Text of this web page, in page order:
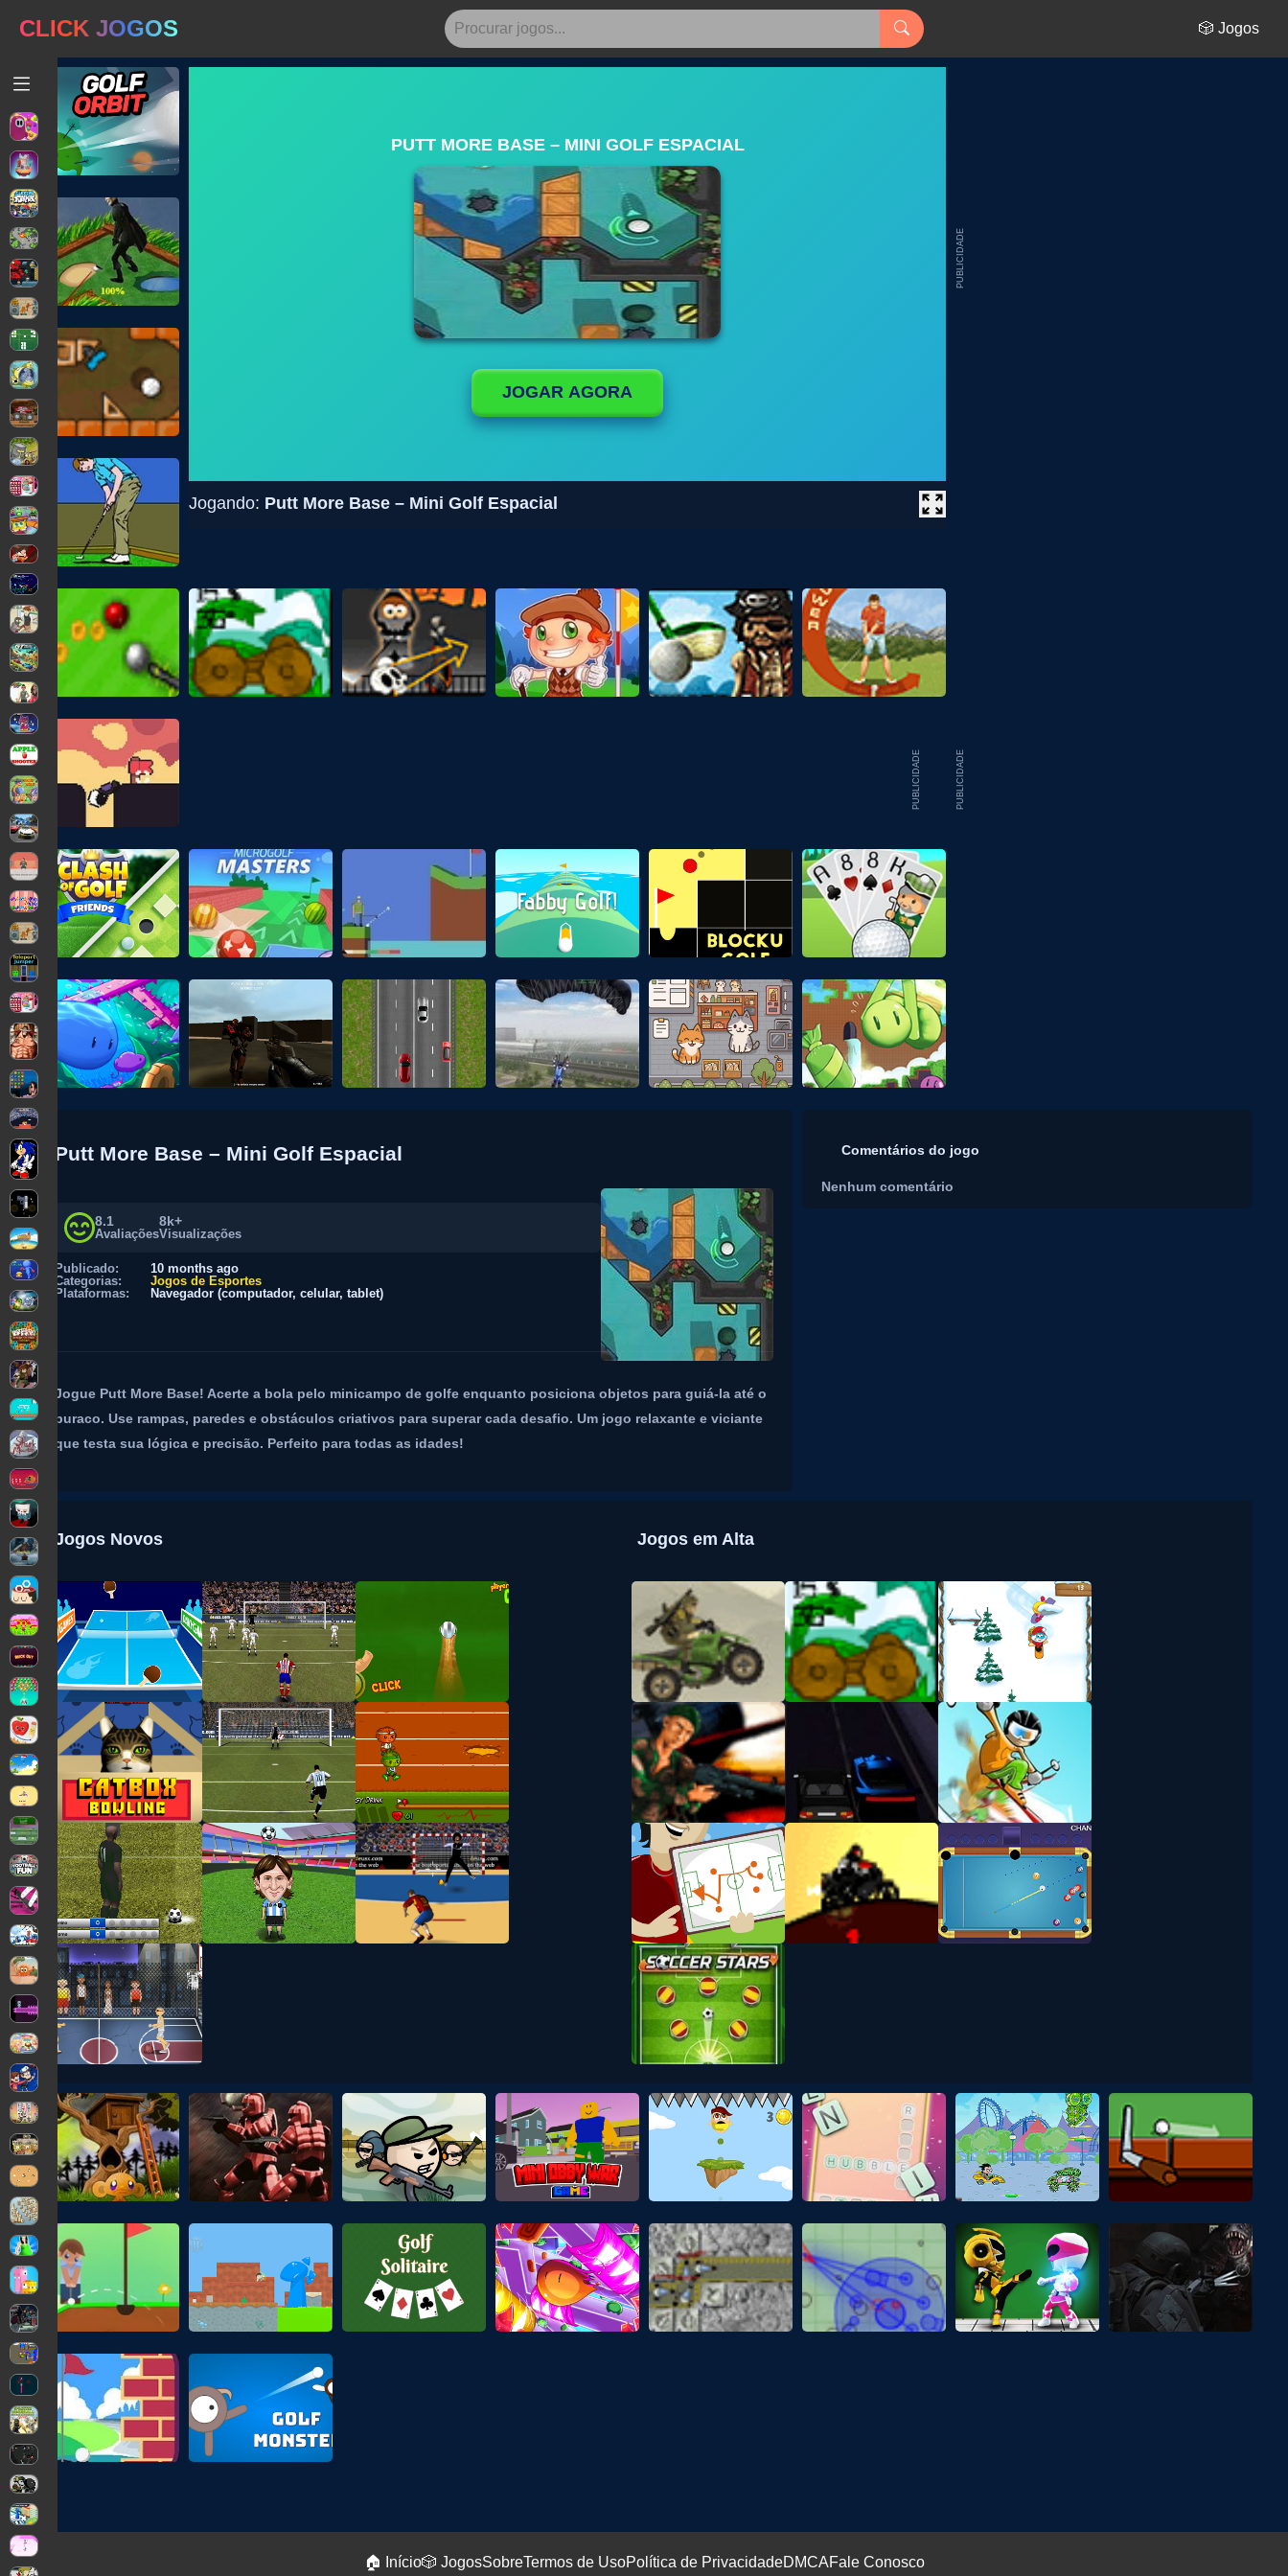
CLICK JOGOS 🎲 Jogos
PUTT MORE BASE – MINI GOLF ESPACIAL
JOGAR AGORA
Jogando: Putt More Base – Mini Golf Espacial
PUBLICIDADE
PUBLICIDADE
PUBLICIDADE
Putt More Base – Mini Golf Espacial
8.1
Avaliações
8k+
Visualizações
Publicado:
10 months ago
Categorias:
Jogos de Esportes
Plataformas:
Navegador (computador, celular, tablet)
Jogue Putt More Base! Acerte a bola pelo minicampo de golfe enquanto posiciona objetos para guiá-la até o
buraco. Use rampas, paredes e obstáculos criativos para superar cada desafio. Um jogo relaxante e viciante
que testa sua lógica e precisão. Perfeito para todas as idades!
Comentários do jogo
Nenhum comentário
Jogos Novos Jogos em Alta
🏠 Início🎲 JogosSobreTermos de UsoPolítica de PrivacidadeDMCAFale Conosco